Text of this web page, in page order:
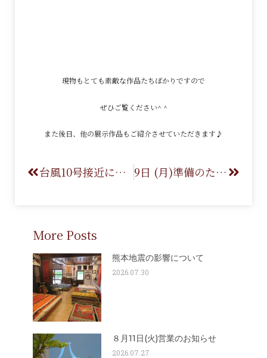
現物もとても素敵な作品たちばかりですので
ぜひご覧ください^ ^
また後日、他の展示作品もご紹介させていただきます♪
台風10号接近に伴う臨時休業のお知らせ 9日 (月)準備のため臨時休業いたします
More Posts
熊本地震の影響について
2026.07.30
８月11日(火)営業のお知らせ
2026.07.27